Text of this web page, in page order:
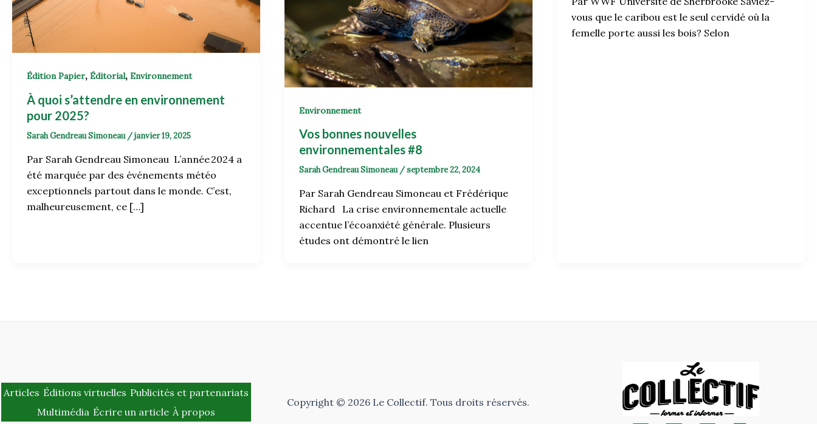
Édition Papier, Éditorial, Environnement
À quoi s’attendre en environnement
pour 2025?
Sarah Gendreau Simoneau /janvier 19, 2025
Par Sarah Gendreau Simoneau L’année 2024 a
été marquée par des événements météo
exceptionnels partout dans le monde. C’est,
malheureusement, ce […]
Environnement
Vos bonnes nouvelles
environnementales #8
Sarah Gendreau Simoneau/septembre 22, 2024
Par Sarah Gendreau Simoneau et Frédérique
Richard La crise environnementale actuelle
accentue l’écoanxiété générale. Plusieurs
études ont démontré le lien
vous que le caribou est le seul cervidé où la
femelle porte aussi les bois? Selon
Articles Éditions virtuelles Publicités et partenariats
Multimédia Écrire un article À propos
Copyright © 2026 Le Collectif. Tous droits réservés.